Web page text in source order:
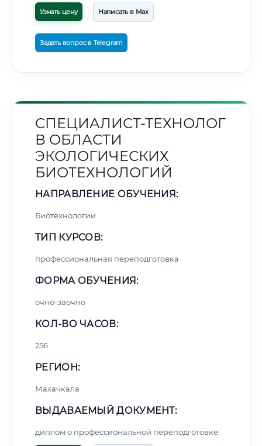
Узнать цену Написать в Max
Задать вопрос в Telegram
СПЕЦИАЛИСТ-ТЕХНОЛОГ
В ОБЛАСТИ
ЭКОЛОГИЧЕСКИХ
БИОТЕХНОЛОГИЙ
НАПРАВЛЕНИЕ ОБУЧЕНИЯ:
Биотехнологии
ТИП КУРСОВ:
профессиональная переподготовка
ФОРМА ОБУЧЕНИЯ:
очно-заочно
КОЛ-ВО ЧАСОВ:
256
РЕГИОН:
Махачкала
ВЫДАВАЕМЫЙ ДОКУМЕНТ:
диплом о профессиональной переподготовке